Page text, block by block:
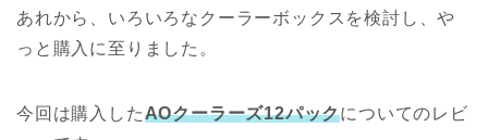
あれから、いろいろなクーラーボックスを検討し、や
っと購入に至りました。
今回は購入したAOクーラーズ12パックについてのレビ